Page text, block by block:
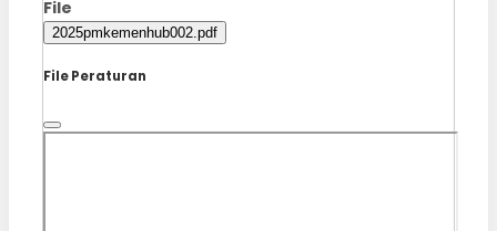
File
2025pmkemenhub002.pdf
File Peraturan